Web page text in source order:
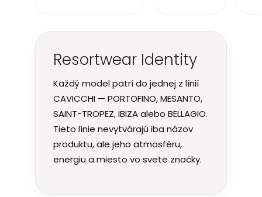
Resortwear Identity
Každý model patrí do jednej z línií
CAVICCHI — PORTOFINO, MESANTO,
SAINT-TROPEZ, IBIZA alebo BELLAGIO.
Tieto línie nevytvárajú iba názov
produktu, ale jeho atmosféru,
energiu a miesto vo svete značky.